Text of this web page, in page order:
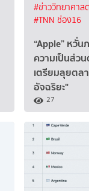
#ข่าววิทยาศาสต
#TNN ช่อง16
“Apple” หวั่
ความเป็นส่ว
เตรียมลุยตล
อัจฉริยะ"
27